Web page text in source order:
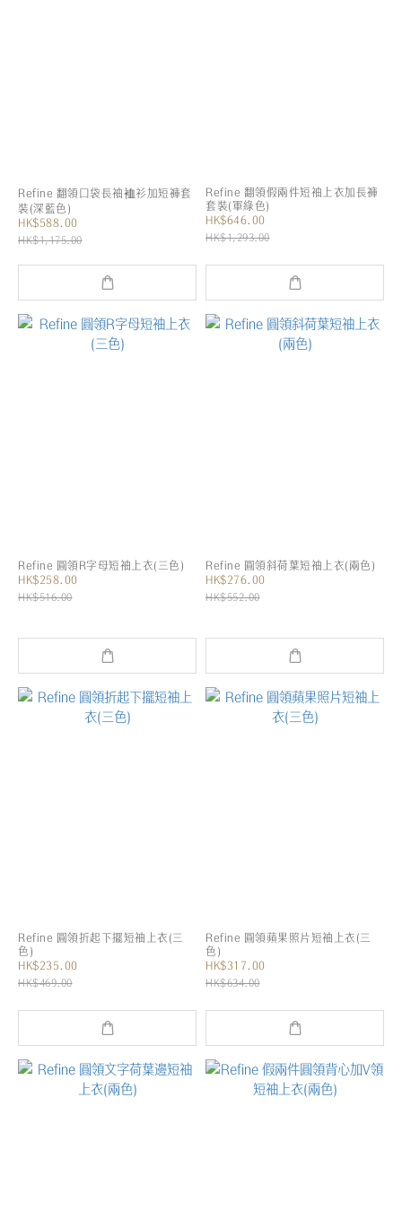
Refine 翻領口袋長袖裇衫加短褲套
裝(深藍色)
HK$588.00
HK$1,175.00
Refine 翻領假兩件短袖上衣加長褲
套裝(軍綠色)
HK$646.00
HK$1,293.00
Refine 圓領R字母短袖上衣(三色)
HK$258.00
HK$516.00
Refine 圓領斜荷葉短袖上衣(兩色)
HK$276.00
HK$552.00
Refine 圓領折起下擺短袖上衣(三
色)
HK$235.00
HK$469.00
Refine 圓領蘋果照片短袖上衣(三
色)
HK$317.00
HK$634.00